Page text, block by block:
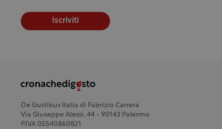
Iscriviti
De Gustibus Italia di Fabrizio Carrera
Via Giuseppe Alessi, 44 - 90143 Palermo
P.IVA 05540860821